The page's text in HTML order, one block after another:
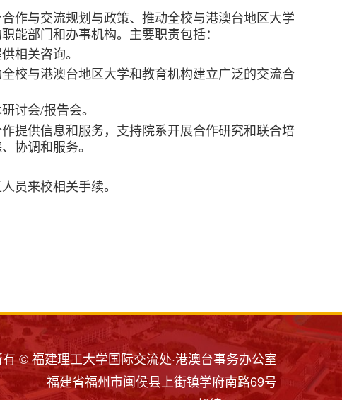
作与交流规划与政策、推动全校与港澳台地区大学
能部门和办事机构。主要职责包括：
相关咨询。
校与港澳台地区大学和教育机构建立广泛的交流合
讨会/报告会。
提供信息和服务，支持院系开展合作研究和联合培
协调和服务。
员来校相关手续。
© 福建理工大学国际交流处·港澳台事务办公室
福建省福州市闽侯县上街镇学府南路69号